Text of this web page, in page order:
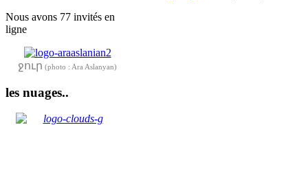
Nous avons 77 invités en
ligne
ջուր (photo : Ara Aslanyan)
les nuages..